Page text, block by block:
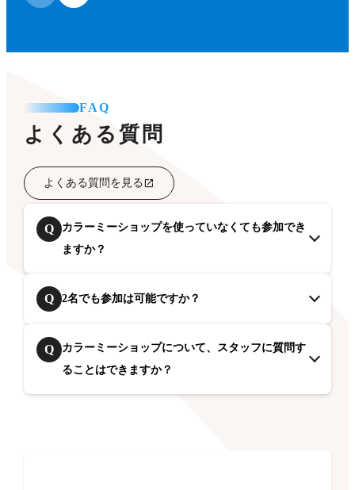
FAQ
よくある質問
よくある質問を見る
Q
カラーミーショップを使っていなくても参加でき
ますか？
Q 2名でも参加は可能ですか？
Q
カラーミーショップについて、スタッフに質問す
ることはできますか？